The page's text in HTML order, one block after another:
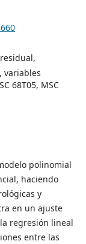
variables
68T05, MSC
polinomial
haciendo
y
en un ajuste
regresión lineal
entre las